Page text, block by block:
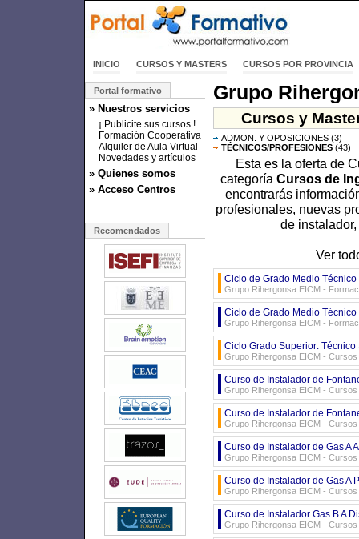
INICIO CURSOS Y MASTERS CURSOS POR PROVINCIA
Portal formativo
» Nuestros servicios
¡ Publicite sus cursos !
Formación Cooperativa
Alquiler de Aula Virtual
Novedades y artículos
» Quienes somos
» Acceso Centros
Recomendados
Grupo
Cursos y
ADMON. Y OPOSICIONES (3)
TÉCNICOS/PROFESIONES (43)
Esta es la oferta de
categoría Cursos de
encontrarás
profesionales, nuevas
de
Ver
Ciclo de Grado Medio
Grupo Rihergonsa EICM -
Ciclo de Grado Medio
Grupo Rihergonsa EICM -
Ciclo Grado Superior:
Grupo Rihergonsa EICM -
Curso de Instalador de
Grupo Rihergonsa EICM -
Curso de Instalador de
Grupo Rihergonsa EICM -
Curso de Instalador de Gas A
Grupo Rihergonsa EICM -
Curso de Instalador de Gas A
Grupo Rihergonsa EICM -
Curso de Instalador Gas B A
Grupo Rihergonsa EICM -